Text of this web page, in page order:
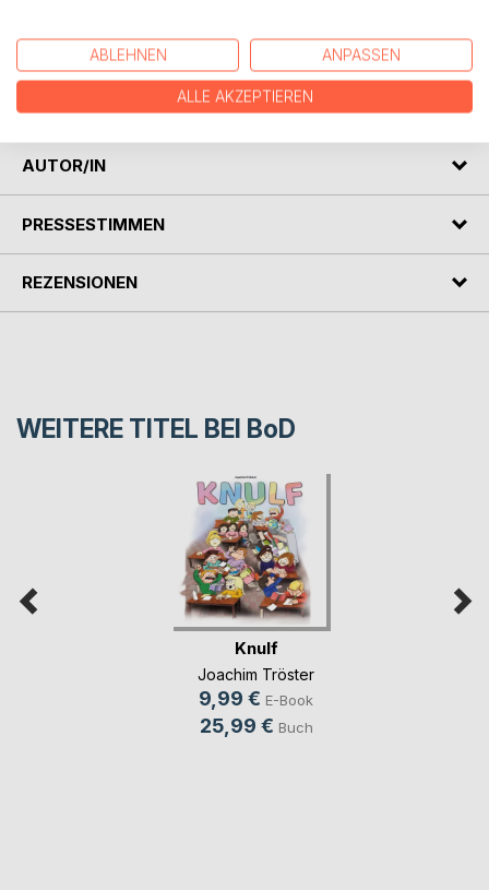
Dinge zu. Niemand verlässt dort nach Einbruch der
Dämmerung sein Haus. Ein grauenhaftes Monster treibt
sein Unwesen. Anna und Knulf begeben sich in Gefahr, weil
sie die Bestie einmal zu Gesicht bekommen wollen.
AUTOR/IN
PRESSESTIMMEN
REZENSIONEN
WEITERE TITEL BEI BoD
Knulf
Joachim Tröster
9,99 € E-Book
25,99 € Buch
ABLEHNEN ANPASSEN
ALLE AKZEPTIEREN